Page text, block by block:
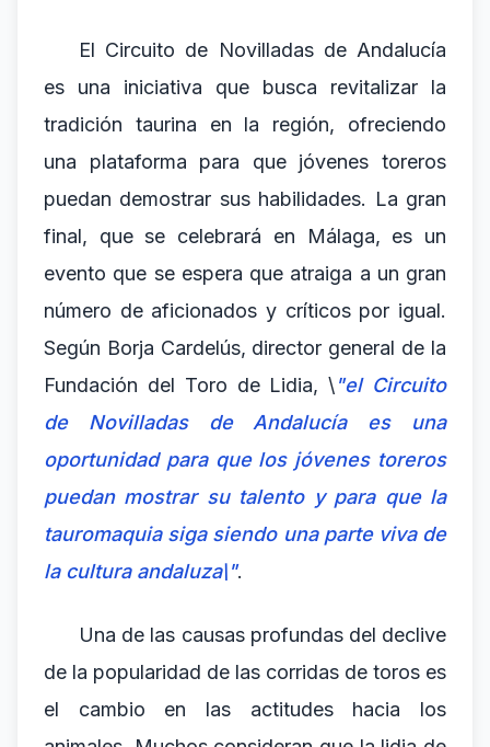
El Circuito de Novilladas de Andalucía
es una iniciativa que busca revitalizar la
tradición taurina en la región, ofreciendo
una plataforma para que jóvenes toreros
puedan demostrar sus habilidades. La gran
final, que se celebrará en Málaga, es un
evento que se espera que atraiga a un gran
número de aficionados y críticos por igual.
Según Borja Cardelús, director general de la
Fundación del Toro de Lidia, \"el Circuito
de Novilladas de Andalucía es una
oportunidad para que los jóvenes toreros
puedan mostrar su talento y para que la
tauromaquia siga siendo una parte viva de
la cultura andaluza\".
Una de las causas profundas del declive
de la popularidad de las corridas de toros es
el cambio en las actitudes hacia los